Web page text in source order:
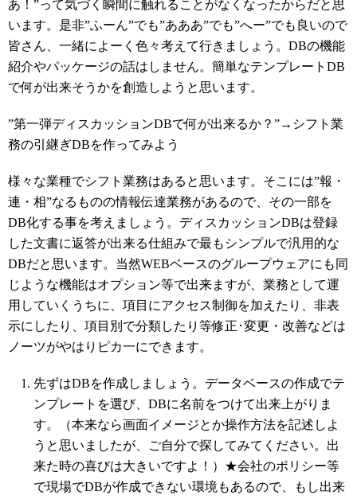
あ！”って気づく瞬間に触れることがなくなったからだと思
います。是非”ふーん”でも”あああ”でも”へー”でも良いので
皆さん、一緒によーく色々考えて行きましょう。DBの機能
紹介やパッケージの話はしません。簡単なテンプレートDB
で何が出来そうかを創造しようと思います。
”第一弾ディスカッションDBで何が出来るか？”→シフト業
務の引継ぎDBを作ってみよう
様々な業種でシフト業務はあると思います。そこには”報・
連・相”なるものの情報伝達業務があるので、その一部を
DB化する事を考えましょう。ディスカッションDBは登録
した文書に返答が出来る仕組みで最もシンプルで汎用的な
DBだと思います。当然WEBベースのグループウェアにも同
じような機能はオプション等で出来ますが、業務として運
用していくうちに、項目にアクセス制御を加えたり、非表
示にしたり、項目別で分類したり等修正･変更・改善などは
ノーツがやはりピカ一にできます。
先ずはDBを作成しましょう。データベースの作成でテ
ンプレートを選び、DBに名前をつけて出来上がりま
す。（本来なら画面イメージとか操作方法を記述しよ
うと思いましたが、ご自分で探してみてください。出
来た時の喜びは大きいですよ！）★会社のポリシー等
で現場でDBが作成できない環境もあるので、もし出来